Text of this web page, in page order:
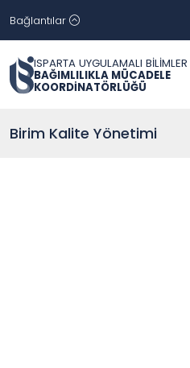
Bağlantılar
ISPARTA UYGULAMALI
BAĞIMLILIKLA MÜCADELE
KOORDİNATÖRLÜĞÜ
Birim Kalite Yönetimi